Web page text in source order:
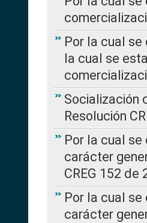
Por la cual se
la cual se
Socialización
Resolución
Por la cual
carácter
CREG 152 de
Por la cual
carácter